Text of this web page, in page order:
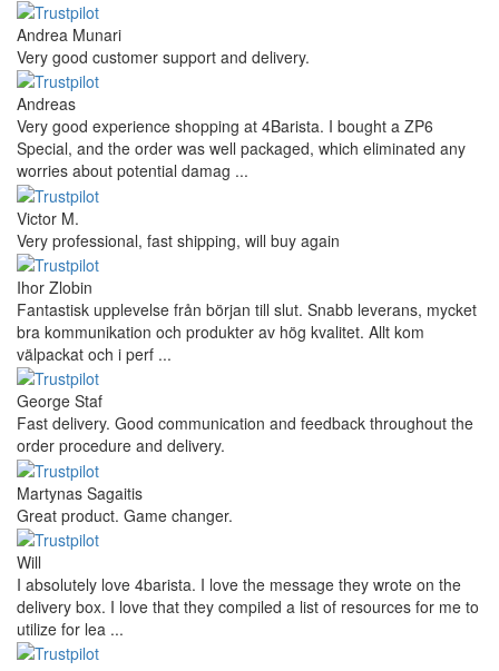
Andrea Munari
Very good customer support and delivery.
Andreas
Very good experience shopping at 4Barista. I bought a ZP6
Special, and the order was well packaged, which eliminated any
worries about potential damag ...
Victor M.
Very professional, fast shipping, will buy again
Ihor Zlobin
Fantastisk upplevelse från början till slut. Snabb leverans, mycket
bra kommunikation och produkter av hög kvalitet. Allt kom
välpackat och i perf ...
George Staf
Fast delivery. Good communication and feedback throughout the
order procedure and delivery.
Martynas Sagaitis
Great product. Game changer.
Will
I absolutely love 4barista. I love the message they wrote on the
delivery box. I love that they compiled a list of resources for me to
utilize for lea ...